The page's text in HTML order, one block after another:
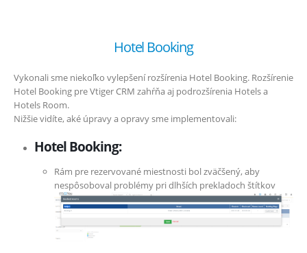
Hotel Booking
Vykonali sme niekoľko vylepšení rozšírenia Hotel Booking. Rozšírenie
Hotel Booking pre Vtiger CRM zahŕňa aj podrozšírenia Hotels a
Hotels Room.
Nižšie vidíte, aké úpravy a opravy sme implementovali:
Hotel Booking:
Rám pre rezervované miestnosti bol zväčšený, aby
nespôsoboval problémy pri dlhších prekladoch štítkov